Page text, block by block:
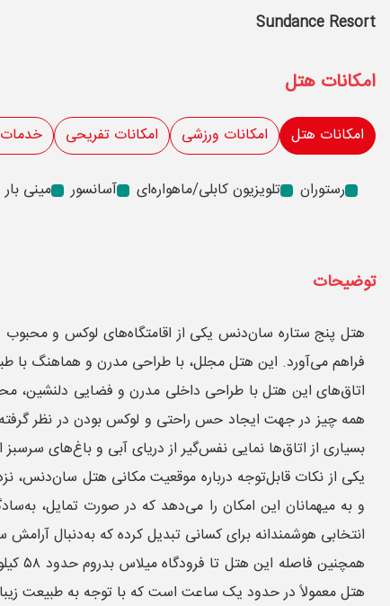
Sundance Resort
امکانات هتل
امکانات هتل امکانات ورزشی امکانات تفریحی خدمات
رستوران تلویزیون کابلی/ماهواره‌ای آسانسور مینی بار
توضیحات
هتل پنج ستاره سان‌دنس یکی از اقامتگاه‌های لوکس و محبوب
فراهم می‌آورد. این هتل مجلل، با طراحی مدرن و هماهنگ با
اتاق‌های این هتل با طراحی داخلی مدرن و فضایی دلنشین،
همه چیز در جهت ایجاد حس راحتی و لوکس بودن در نظر گرفته
بسیاری از اتاق‌ها نمایی نفس‌گیر از دریای آبی و باغ‌های
و به میهمانان این امکان را می‌دهد که در صورت تمایل،
انتخابی هوشمندانه برای کسانی تبدیل کرده که به‌دنبال
هتل معمولاً در حدود یک ساعت است که با توجه به طبیعت